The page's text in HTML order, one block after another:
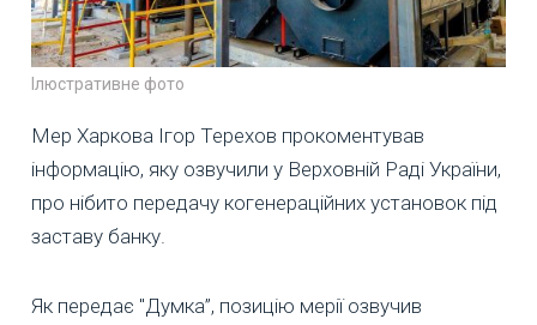
Ілюстративне фото
Мер Харкова Ігор Терехов прокоментував
інформацію, яку озвучили у Верховній Раді України,
про нібито передачу когенераційних установок під
заставу банку.
Як передає "Думка”, позицію мерії озвучив